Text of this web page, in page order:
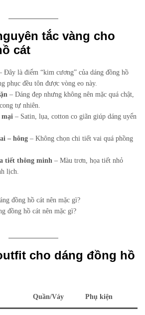
tắc vàng cho
cát
Đây là điểm “kim cương” của dáng đồng hồ
phục đều tôn được vòng eo này.
– Dáng đẹp nhưng không nên mặc quá chật,
tự nhiên.
mại – Satin, lụa, cotton co giãn giúp dáng uyển
– hông – Không chọn chi tiết vai quá phồng
tiết thông minh – Màu trơn, họa tiết nhỏ
lịch.
đồng hồ cát nên mặc gì?
cho dáng đồng hồ
Quần/Váy Phụ kiện